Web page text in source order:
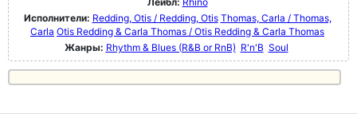
Исполнители: Redding, Otis / Redding, Otis Thomas, Carla / Thomas,
Carla Otis Redding & Carla Thomas / Otis Redding & Carla Thomas
Жанры: Rhythm & Blues (R&B or RnB) R'n'B Soul